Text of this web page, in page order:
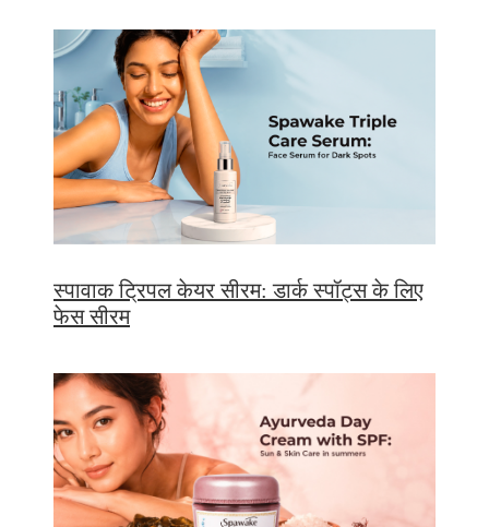
स्पावाक ट्रिपल केयर सीरम: डार्क स्पॉट्स के लिए
फेस सीरम